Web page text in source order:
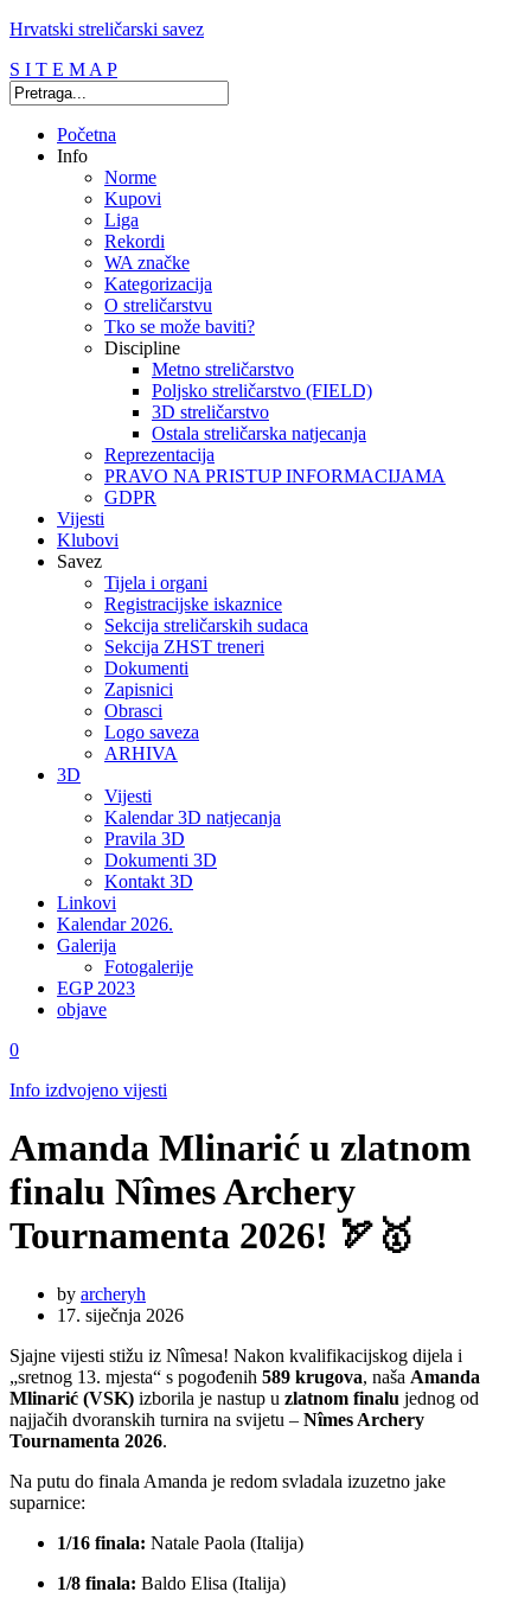
Hrvatski streličarski savez
S I T E M A P
Početna
Info
Norme
Kupovi
Liga
Rekordi
WA značke
Kategorizacija
O streličarstvu
Tko se može baviti?
Discipline
Metno streličarstvo
Poljsko streličarstvo (FIELD)
3D streličarstvo
Ostala streličarska natjecanja
Reprezentacija
PRAVO NA PRISTUP INFORMACIJAMA
GDPR
Vijesti
Klubovi
Savez
Tijela i organi
Registracijske iskaznice
Sekcija streličarskih sudaca
Sekcija ZHST treneri
Dokumenti
Zapisnici
Obrasci
Logo saveza
ARHIVA
3D
Vijesti
Kalendar 3D natjecanja
Pravila 3D
Dokumenti 3D
Kontakt 3D
Linkovi
Kalendar 2026.
Galerija
Fotogalerije
EGP 2023
objave
0
Info izdvojeno vijesti
Amanda Mlinarić u zlatnom
finalu Nîmes Archery
Tournamenta 2026! 🏹🥇
by archeryh
17. siječnja 2026
Sjajne vijesti stižu iz Nîmesa! Nakon kvalifikacijskog dijela i
„sretnog 13. mjesta“ s pogođenih 589 krugova, naša Amanda
Mlinarić (VSK) izborila je nastup u zlatnom finalu jednog od
najjačih dvoranskih turnira na svijetu – Nîmes Archery
Tournamenta 2026.
Na putu do finala Amanda je redom svladala izuzetno jake
suparnice:
1/16 finala: Natale Paola (Italija)
1/8 finala: Baldo Elisa (Italija)